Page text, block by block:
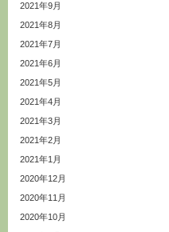
2021年9月
2021年8月
2021年7月
2021年6月
2021年5月
2021年4月
2021年3月
2021年2月
2021年1月
2020年12月
2020年11月
2020年10月